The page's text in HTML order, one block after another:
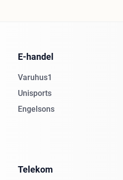
E-handel
Varuhus1
Unisports
Engelsons
Telekom